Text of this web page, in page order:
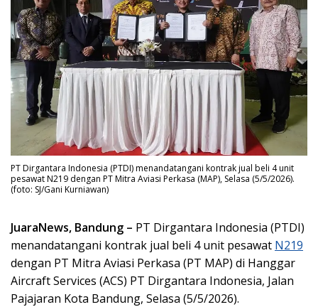
PT Dirgantara Indonesia (PTDI) menandatangani kontrak jual beli 4 unit
pesawat N219 dengan PT Mitra Aviasi Perkasa (MAP), Selasa (5/5/2026).
(foto: SJ/Gani Kurniawan)
JuaraNews, Bandung – PT Dirgantara Indonesia (PTDI)
menandatangani kontrak jual beli 4 unit pesawat N219
dengan PT Mitra Aviasi Perkasa (PT MAP) di Hanggar
Aircraft Services (ACS) PT Dirgantara Indonesia, Jalan
Pajajaran Kota Bandung, Selasa (5/5/2026).